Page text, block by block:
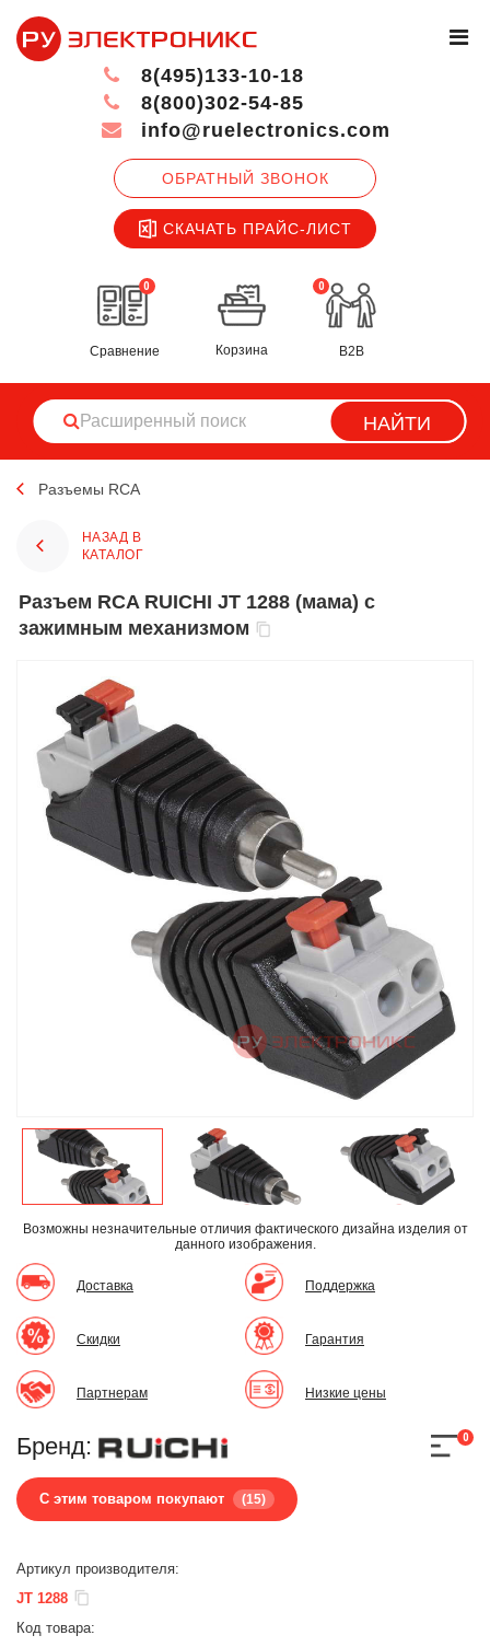
ОБРАТНЫЙ ЗВОНОК
СКАЧАТЬ ПРАЙС-ЛИСТ
8(495)133-10-18
8(800)302-54-85
info@ruelectronics.com
0
Сравнение
0
Корзина B2B
НАЙТИ
Разъемы RCA
НАЗАД В
КАТАЛОГ
Разъем RCA RUICHI JT 1288 (мама) с
зажимным механизмом
Возможны незначительные отличия фактического дизайна изделия от
данного изображения.
Доставка
Скидки
Партнерам
Поддержка
Гарантия
Низкие цены
Бренд:
С этим товаром покупают (15)
0
Артикул производителя:
JT 1288
Код товара: